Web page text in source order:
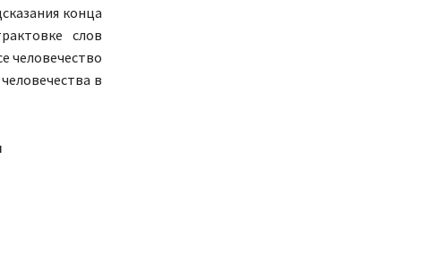
конца
слов
человечество
в